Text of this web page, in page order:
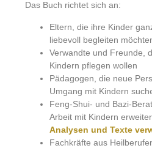
Das Buch richtet sich an:
Eltern, die ihre Kinder
liebevoll begleiten
Verwandte und Freunde,
Kindern pflegen wollen
Pädagogen, die neue
Umgang mit Kindern
Feng-Shui- und Bazi-
Arbeit mit Kindern
Analysen und Texte
Fachkräfte aus